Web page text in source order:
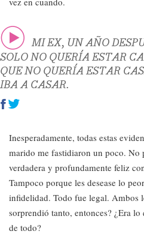
MI EX, UN AÑO
SOLO NO QUERÍA ESTAR
QUE NO QUERÍA ESTAR
IBA A CASAR.​​
Inesperadamente, todas estas
marido me fastidiaron un poco. No
verdadera y profundamente feliz
Tampoco porque les desease lo
infidelidad. Todo fue legal. Ambos
sorprendió tanto, entonces? ¿Era lo
de todo?